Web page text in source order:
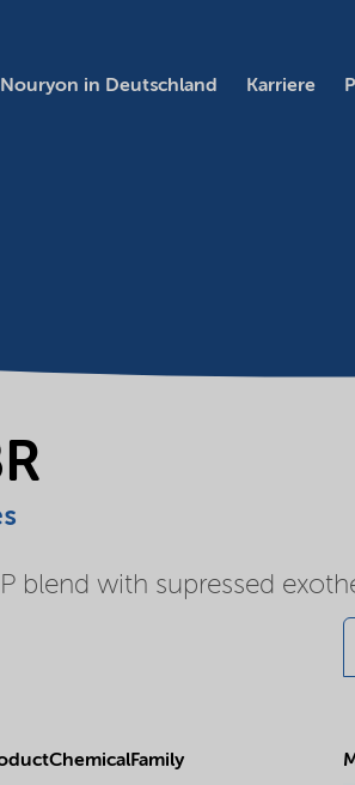
Nouryon in Deutschland Karriere
blend with supressed